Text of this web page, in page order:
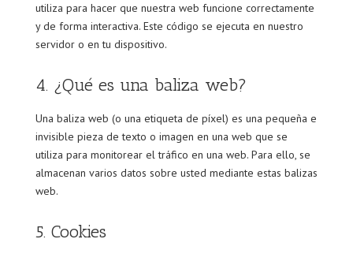
utiliza para hacer que nuestra web funcione correctamente
y de forma interactiva. Este código se ejecuta en nuestro
servidor o en tu dispositivo.
4. ¿Qué es una baliza web?
Una baliza web (o una etiqueta de píxel) es una pequeña e
invisible pieza de texto o imagen en una web que se
utiliza para monitorear el tráfico en una web. Para ello, se
almacenan varios datos sobre usted mediante estas balizas
web.
5. Cookies